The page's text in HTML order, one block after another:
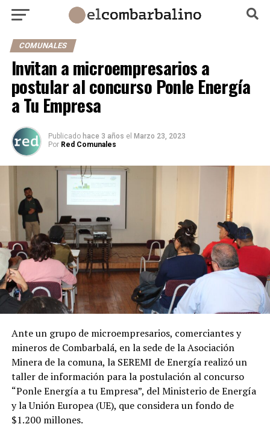
COMUNALES
Invitan a microempresarios a
postular al concurso Ponle Energía
a Tu Empresa
Publicado hace 3 años el Marzo 23, 2023
Por Red Comunales
Ante un grupo de microempresarios, comerciantes y
mineros de Combarbalá, en la sede de la Asociación
Minera de la comuna, la SEREMI de Energía realizó un
taller de información para la postulación al concurso
“Ponle Energía a tu Empresa”, del Ministerio de Energía
y la Unión Europea (UE), que considera un fondo de
$1.200 millones.